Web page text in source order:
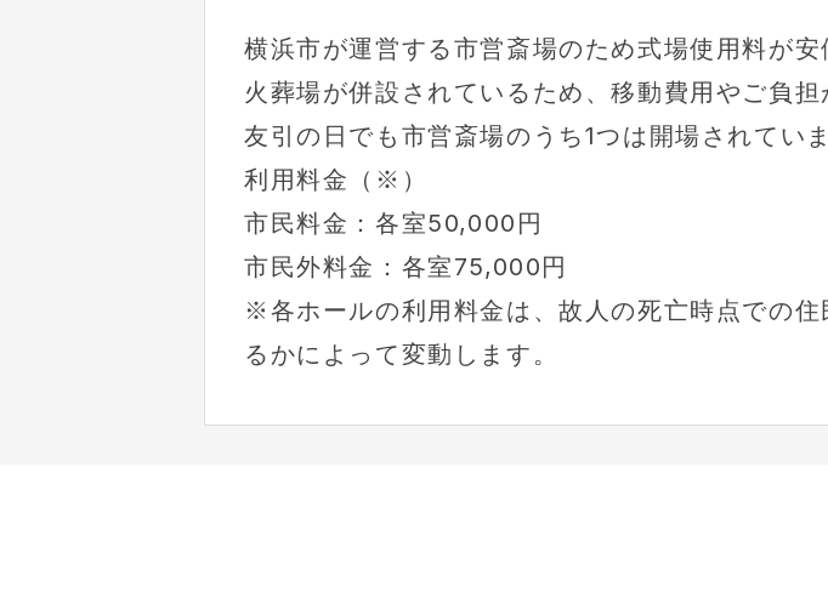
横浜市が運営する市営斎場のため式場使用料が安
火葬場が併設されているため、移動費用やご負担
友引の日でも市営斎場のうち1つは開場されていま
利用料金（※）
市民料金：各室50,000円
市民外料金：各室75,000円
※各ホールの利用料金は、故人の死亡時点での
るかによって変動します。